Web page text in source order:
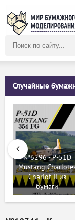
сайту
Случайные
№6296 - P-51D
Mustang
Chariot II из
бумаги